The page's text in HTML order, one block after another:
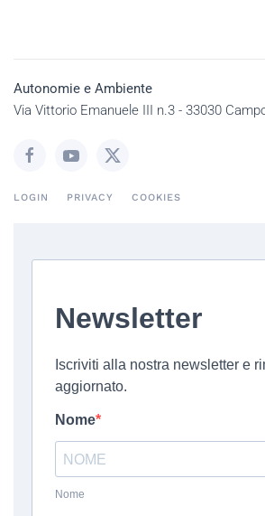
Autonomie e Ambiente
Via Vittorio Emanuele III n.3 - 33030
LOGIN PRIVACY COOKIES